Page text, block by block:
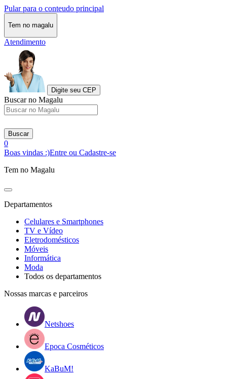
Pular para o conteudo principal
Tem no magalu
Atendimento
Digite seu CEP
Buscar no Magalu
Buscar
0
Boas vindas :)Entre ou Cadastre-se
Tem no Magalu
Departamentos
Celulares e Smartphones
TV e Vídeo
Eletrodomésticos
Móveis
Informática
Moda
Todos os departamentos
Nossas marcas e parceiros
Netshoes
Epoca Cosméticos
KaBuM!